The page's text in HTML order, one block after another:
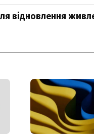
відновлення